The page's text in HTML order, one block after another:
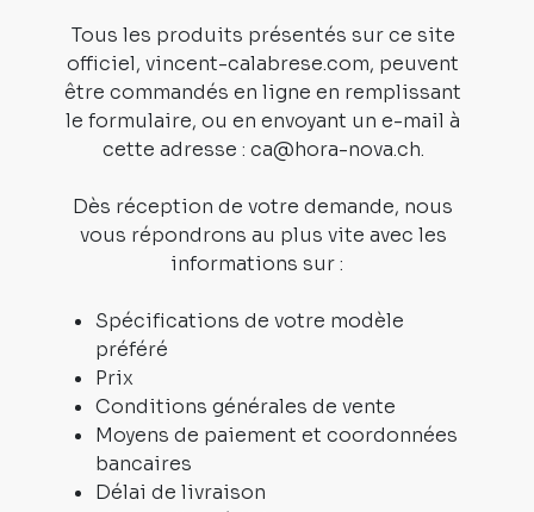
Tous les produits présentés sur ce site
officiel, vincent-calabrese.com, peuvent
être commandés en ligne en remplissant
le formulaire, ou en envoyant un e-mail à
cette adresse : ca@hora-nova.ch.
Dès réception de votre demande, nous
vous répondrons au plus vite avec les
informations sur :
Spécifications de votre modèle
préféré
Prix
Conditions générales de vente
Moyens de paiement et coordonnées
bancaires
Délai de livraison